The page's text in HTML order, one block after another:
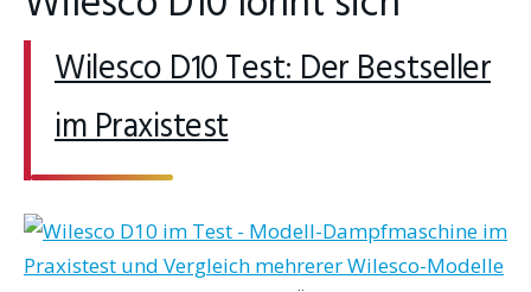
Wilesco D10 Test: Der Bestseller
im Praxistest